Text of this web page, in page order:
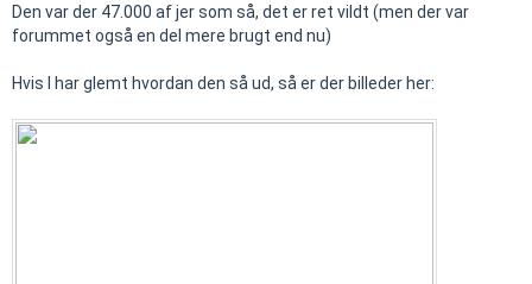
Den var der 47.000 af jer som så, det er ret vildt (men der var
forummet også en del mere brugt end nu)
Hvis I har glemt hvordan den så ud, så er der billeder her: